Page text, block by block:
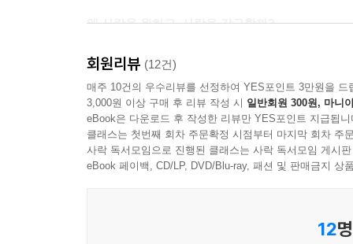
그 사이에 두지 못한다면 있는 그대로라는 말은 요
---「‘그럼에도 사랑은 피어난다’」중에서
어머니로서 결코 행복해질 수 없는 여성들도 있습
의 천성이고 근본이라고 알고 있기에 그렇지 못한
이 요구하는 그 역할과 이미지에 자신을 포기하
왜 사람을 원하고, 사랑을 갈구할까?
#1. 아이를 향한 비정상적 집착을 보이는 엄마
아이에게 헌신하고, 아이를 내조해야 한다고 생
맞춰서 있다. 자신 대한 과잉된 사랑에 아이는
것일까? 엄마가 아이에게 과도하게 빠져 있다고
사회적 관계망 안에서 존재하지만, 실제 관계를
#2. 남자 친구에게 툭하면 헤어지자고 말하는 여자
회원리뷰 (12건)
매주 10건의 우수리뷰를 선정하여 YES포인트 3만원을 드
3,000원 이상 구매 후 리뷰 작성 시 일반회원 300원, 마니
eBook은 다운로드 후 작성한 리뷰만 YES포인트 지급됩니
클래스는 첫번째 회차 주문확정 시점부터 마지막 회차 주
사락 독서모임으로 진행된 클래스는 사락 독서모임 게시
eBook 페이백, CD/LP, DVD/Blu-ray, 패션 및 판매금지 상
12